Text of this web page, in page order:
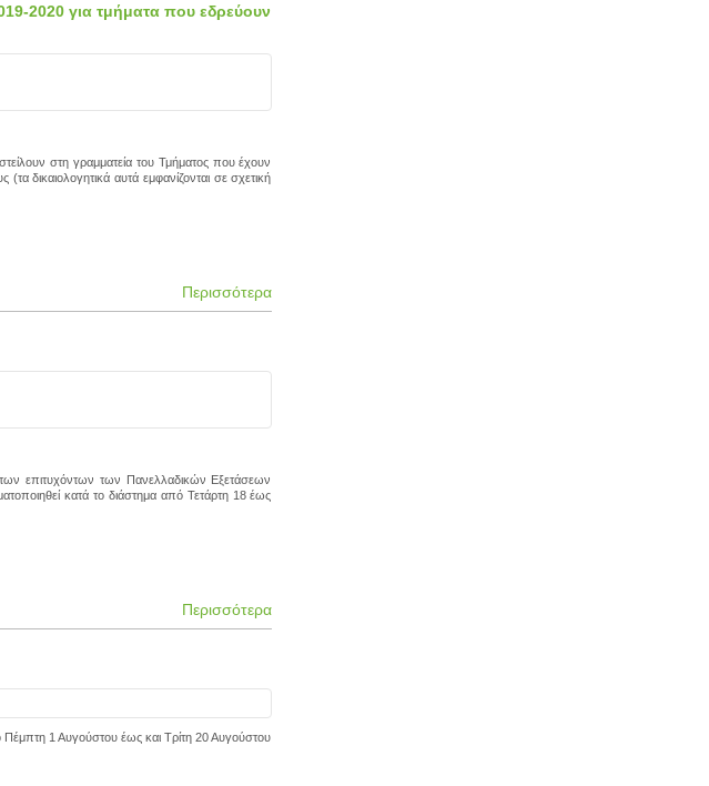
2020 για τμήματα που εδρεύουν
στη γραμματεία του Τμήματος που έχουν
δικαιολογητικά αυτά εμφανίζονται σε σχετική
Περισσότερα
επιτυχόντων των Πανελλαδικών Εξετάσεων
κατά το διάστημα από Τετάρτη 18 έως
Περισσότερα
Πέμπτη 1 Αυγούστου έως και Τρίτη 20 Αυγούστου